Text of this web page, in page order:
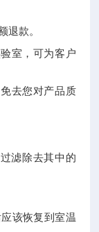
退款。
室，可为客户
去您对产品质
滤除去其中的
该恢复到室温